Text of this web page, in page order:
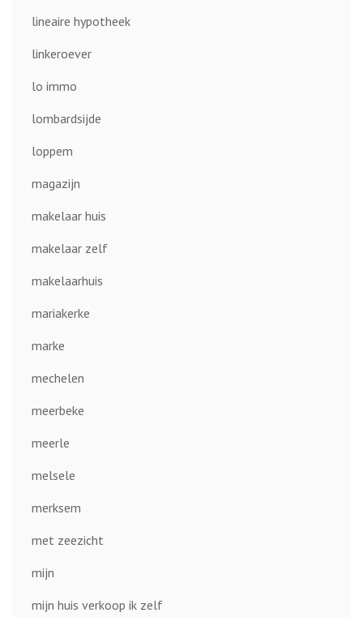
lineaire hypotheek
linkeroever
lo immo
lombardsijde
loppem
magazijn
makelaar huis
makelaar zelf
makelaarhuis
mariakerke
marke
mechelen
meerbeke
meerle
melsele
merksem
met zeezicht
mijn
mijn huis verkoop ik zelf